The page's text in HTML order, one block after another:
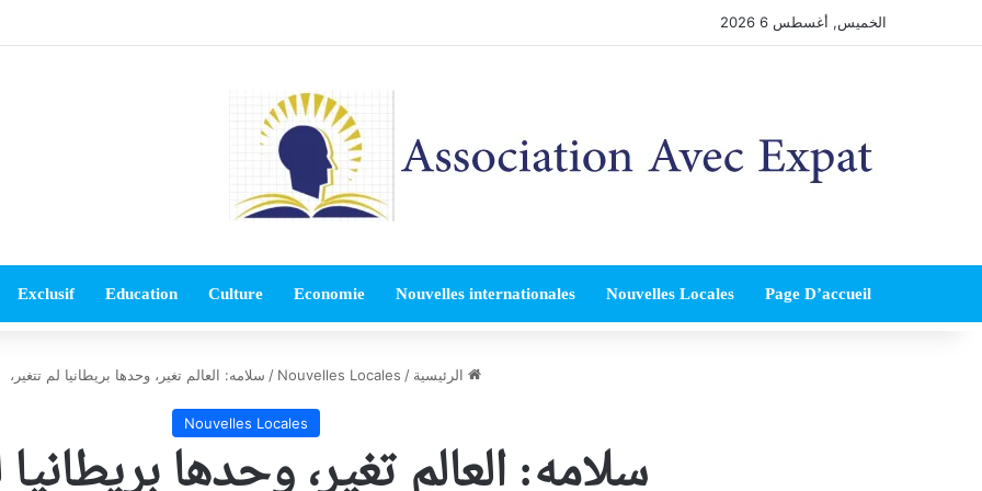
الخميس, أغسطس 6 2026
Page D’accueil
Nouvelles Locales
Nouvelles internationales
Economie
Culture
Education
Exclusif
الرئيسية /
Nouvelles Locales
/ سلامه: ‏العالم تغير، وحدها بريطانيا لم تتغير،
Nouvelles Locales